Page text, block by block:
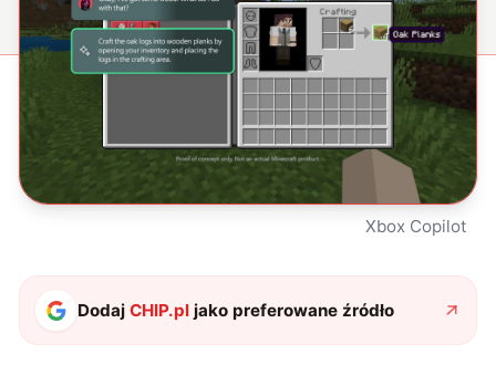
Xbox Copilot
DodajCHIP.pl jako preferowane źródło